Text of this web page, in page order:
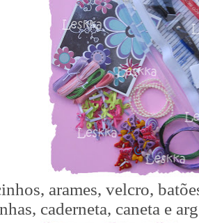
arames, velcro,
caderneta, caneta e